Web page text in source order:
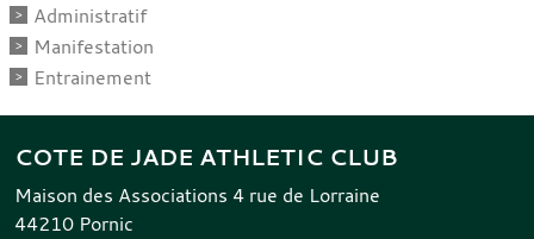
Administratif
Manifestation
Entrainement
COTE DE JADE ATHLETIC CLUB
Maison des Associations 4 rue de Lorraine
44210 Pornic